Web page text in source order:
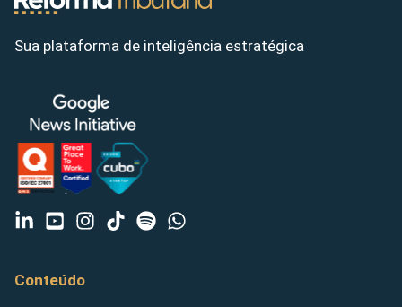
Sua plataforma de inteligência estratégica
Conteúdo